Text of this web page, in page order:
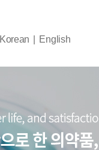
Korean English